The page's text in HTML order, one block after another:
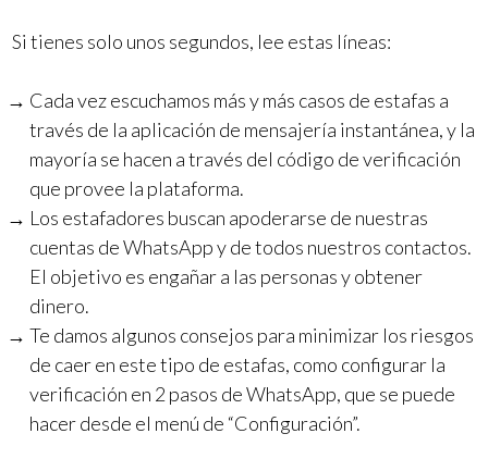
Si tienes solo unos segundos, lee estas líneas:
Cada vez escuchamos más y más casos de estafas a
través de la aplicación de mensajería instantánea, y la
mayoría se hacen a través del código de verificación
que provee la plataforma.
Los estafadores buscan apoderarse de nuestras
cuentas de WhatsApp y de todos nuestros contactos.
El objetivo es engañar a las personas y obtener
dinero.
Te damos algunos consejos para minimizar los riesgos
de caer en este tipo de estafas, como configurar la
verificación en 2 pasos de WhatsApp, que se puede
hacer desde el menú de “Configuración”.